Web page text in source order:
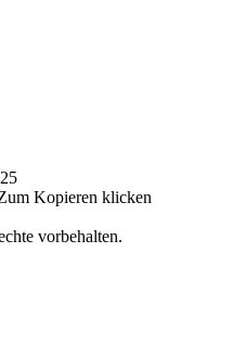
Kopieren klicken
vorbehalten.